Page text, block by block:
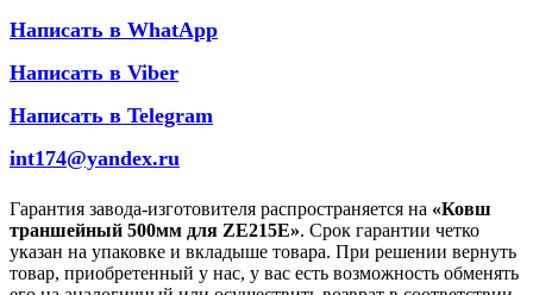
Написать в WhatApp
Написать в Viber
Написать в Telegram
int174@yandex.ru
Гарантия завода-изготовителя распространяется на «Ковш
траншейный 500мм для ZE215E». Срок гарантии четко
указан на упаковке и вкладыше товара. При решении вернуть
товар, приобретенный у нас, у вас есть возможность обменять